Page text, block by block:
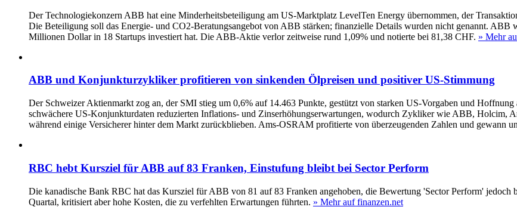
Der Technologiekonzern ABB hat eine Minderheitsbeteiligung am US-Marktplatz LevelTen Energy übernommen, der
Die Beteiligung soll das Energie- und CO2-Beratungsangebot von ABB stärken; finanzielle Details wurden nicht genannt. ABB
Millionen Dollar in 18 Startups investiert hat. Die ABB-Aktie verlor zeitweise rund 1,09% und notierte bei 81,38 CHF. » Mehr
ABB und Konjunkturzykliker profitieren von sinkenden Ölpreisen und positiver US-Stimmung
Der Schweizer Aktienmarkt zog an, der SMI stieg um 0,6% auf 14.463 Punkte, gestützt von starken US-Vorgaben und
schwächere US-Konjunkturdaten reduzierten Inflations- und Zinserhöhungserwartungen, wodurch Zykliker wie ABB, Holcim,
während einige Versicherer hinter dem Markt zurückblieben. Ams-OSRAM profitierte von überzeugenden Zahlen und gewann
RBC hebt Kursziel für ABB auf 83 Franken, Einstufung bleibt bei Sector Perform
Die kanadische Bank RBC hat das Kursziel für ABB von 81 auf 83 Franken angehoben, die Bewertung 'Sector Perform'
Quartal, kritisiert aber hohe Kosten, die zu verfehlten Erwartungen führten. » Mehr auf finanzen.net